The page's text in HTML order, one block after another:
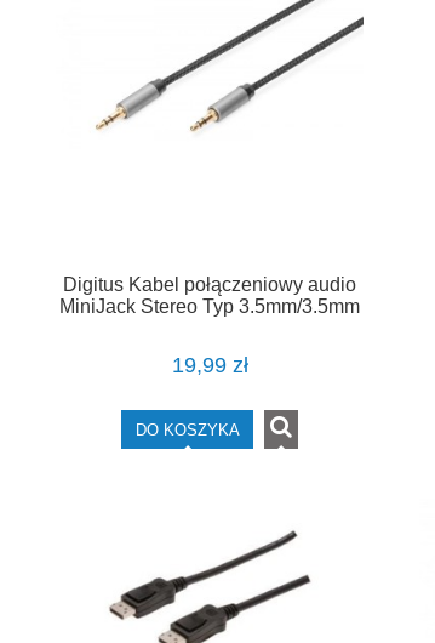
Digitus Kabel połączeniowy audio
MiniJack Stereo Typ 3.5mm/3.5mm
19,99 zł
DO KOSZYKA